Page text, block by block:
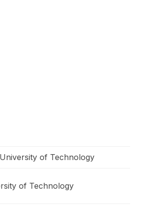
of Technology
of Technology